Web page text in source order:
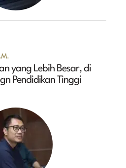
yang Lebih Besar, di
Pendidikan Tinggi